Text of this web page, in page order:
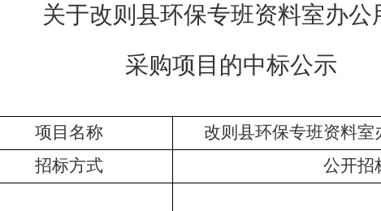
关于改则县环保专班资料室办公
采购项目的中标公示
项目名称
改则县环保专班资料室
招标方式 公开招